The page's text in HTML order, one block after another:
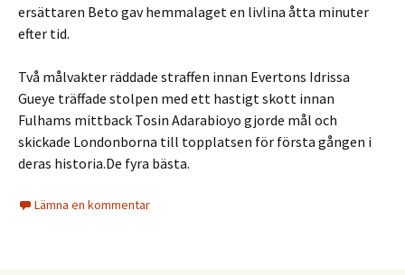
ersättaren Beto gav hemmalaget en livlina åtta minuter
efter tid.
Två målvakter räddade straffen innan Evertons Idrissa
Gueye träffade stolpen med ett hastigt skott innan
Fulhams mittback Tosin Adarabioyo gjorde mål och
skickade Londonborna till topplatsen för första gången i
deras historia.De fyra bästa.
Lämna en kommentar